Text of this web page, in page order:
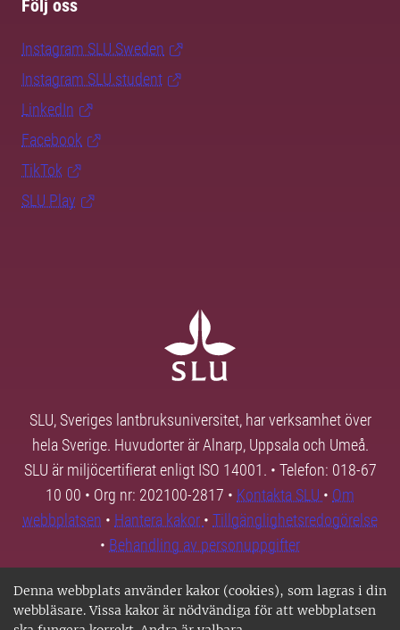
Denna webbplats använder kakor (cookies), som lagras i din
webbläsare. Vissa kakor är nödvändiga för att webbplatsen
Följ oss
Instagram SLU.Sweden
Instagram SLU.student
LinkedIn
Facebook
TikTok
SLU Play
SLU, Sveriges lantbruksuniversitet, har verksamhet över
hela Sverige. Huvudorter är Alnarp, Uppsala och Umeå.
SLU är miljöcertifierat enligt ISO 14001. • Telefon: 018-67
10 00 • Org nr: 202100-2817 • Kontakta SLU • Om
webbplatsen • Hantera kakor • Tillgänglighetsredogörelse
• Behandling av personuppgifter